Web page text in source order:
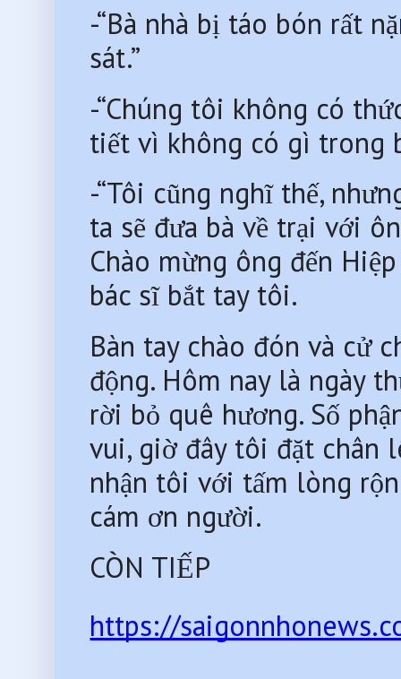
-“Bà nhà bị táo bón rất
sát.”
-“Chúng tôi không có
tiết vì không có gì trong
-“Tôi cũng nghĩ thế,
ta sẽ đưa bà về trại với
Chào mừng ông đến
bác sĩ bắt tay tôi.
Bàn tay chào đón và cử
động. Hôm nay là ngày
rời bỏ quê hương. Số
vui, giờ đây tôi đặt chân
nhận tôi với tấm lòng
cám ơn người.
CÒN TIẾP
https://